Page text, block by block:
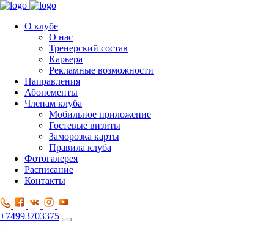
О клубе
О нас
Тренерский состав
Карьера
Рекламные возможности
Направления
Абонементы
Членам клуба
Мобильное приложение
Гостевые визиты
Заморозка карты
Правила клуба
Фотогалерея
Расписание
Контакты
+74993703375